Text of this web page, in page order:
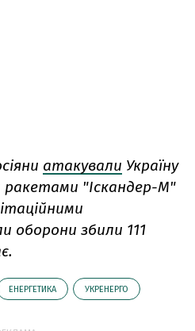
атакували Україну
ракетами "Іскандер-М"
оборони збили 111
ЕНЕРГЕТИКА УКРЕНЕРГО